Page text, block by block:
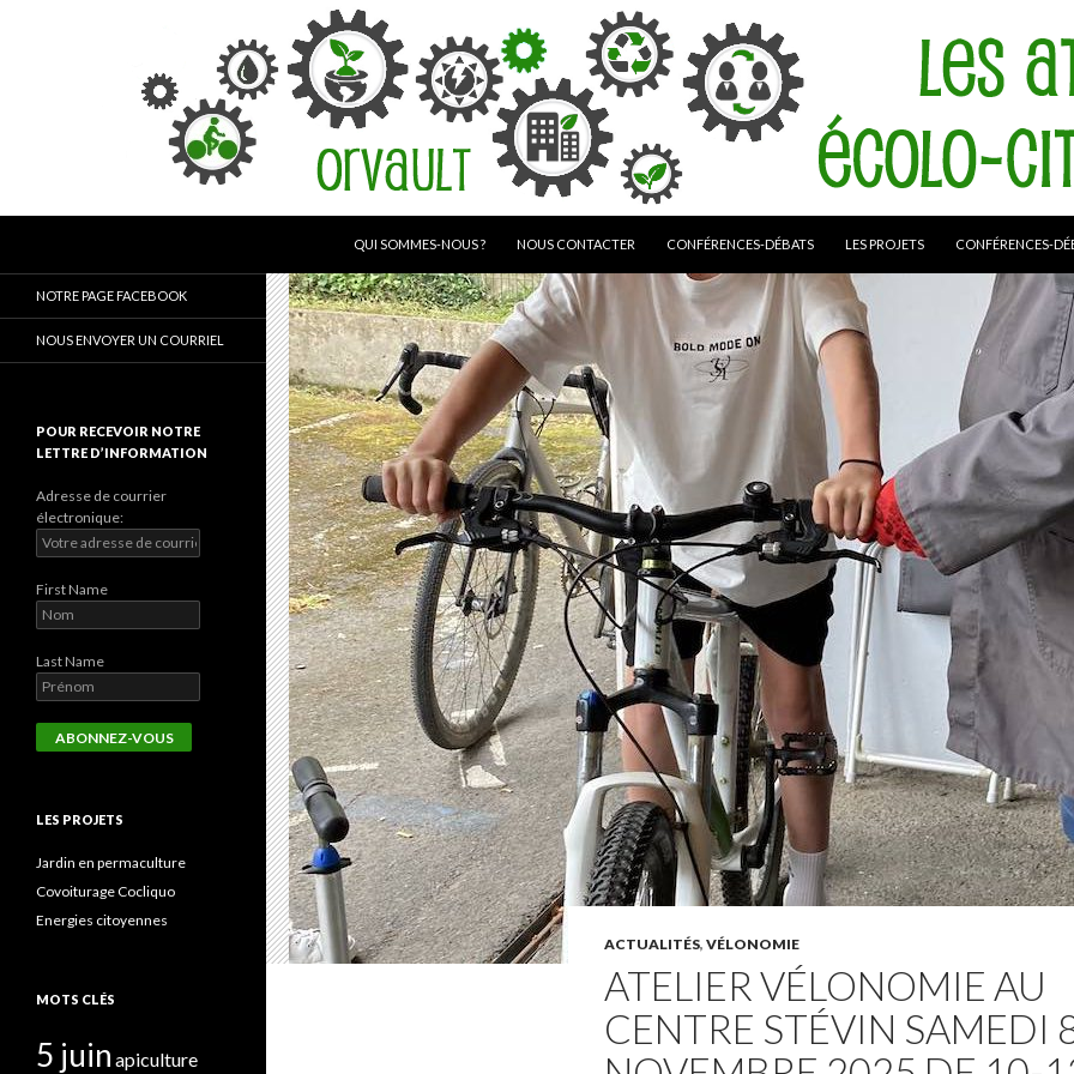
Ateliers écolo-citoyens d'OrvaultQUI SOMMES-NOUS ?
NOUS CONTACTER CONFÉRENCES-DÉBATS LES PROJETS CONFÉRENCES-
ACTUALITÉS, VÉLONOMIE
ATELIER VÉLONOMIE AU
CENTRE STÉVIN SAMEDI
l'écologie
NOTRE PAGE FACEBOOK
NOUS ENVOYER UN COURRIEL
POUR RECEVOIR NOTRE
LETTRE D’INFORMATION
Adresse de courrier
électronique:
First Name
Last Name
LES PROJETS
Jardin en permaculture
Covoiturage Cocliquo
Energies citoyennes
MOTS CLÉS
5 juin apiculture